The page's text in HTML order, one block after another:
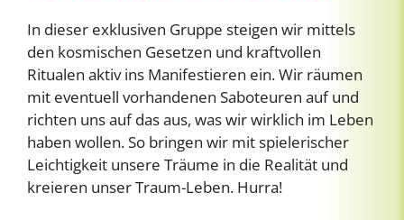
In dieser exklusiven Gruppe steigen wir mittels
den kosmischen Gesetzen und kraftvollen
Ritualen aktiv ins Manifestieren ein. Wir räumen
mit eventuell vorhandenen Saboteuren auf und
richten uns auf das aus, was wir wirklich im Leben
haben wollen. So bringen wir mit spielerischer
Leichtigkeit unsere Träume in die Realität und
kreieren unser Traum-Leben. Hurra!